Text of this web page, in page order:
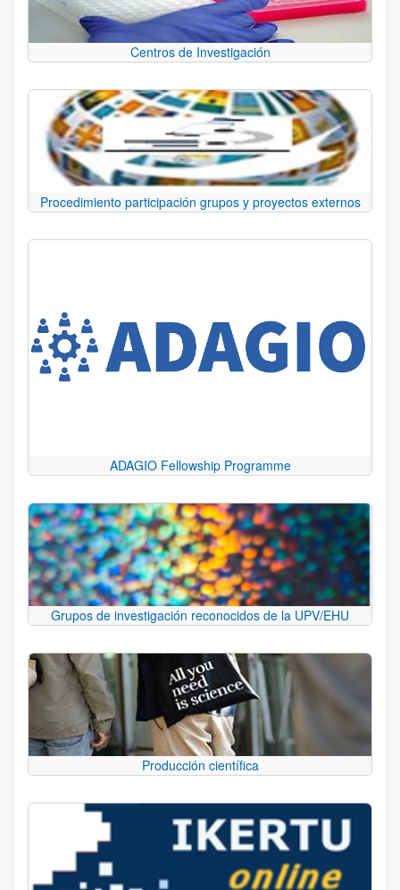
Centros de Investigación
Procedimiento participación grupos y proyectos externos
ADAGIO Fellowship Programme
Grupos de investigación reconocidos de la UPV/EHU
Producción científica